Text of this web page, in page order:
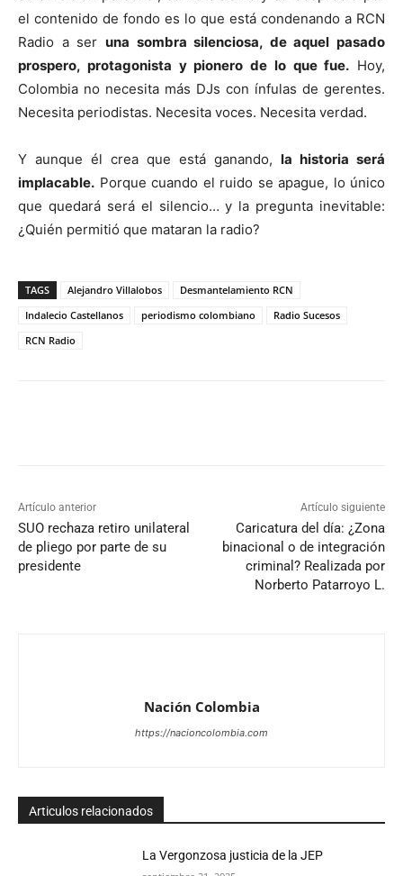
el contenido de fondo es lo que está condenando a RCN
Radio a ser una sombra silenciosa, de aquel pasado
prospero, protagonista y pionero de lo que fue. Hoy,
Colombia no necesita más DJs con ínfulas de gerentes.
Necesita periodistas. Necesita voces. Necesita verdad.
Y aunque él crea que está ganando, la historia será
implacable. Porque cuando el ruido se apague, lo único
que quedará será el silencio… y la pregunta inevitable:
¿Quién permitió que mataran la radio?
TAGS Alejandro Villalobos
Desmantelamiento RCN
Indalecio Castellanos
periodismo colombiano
Radio Sucesos
RCN Radio
Artículo anterior
SUO rechaza retiro unilateral
de pliego por parte de su
presidente
Artículo siguiente
Caricatura del día: ¿Zona
binacional o de integración
criminal? Realizada por
Norberto Patarroyo L.
Nación Colombia
https://nacioncolombia.com
Articulos relacionados
La Vergonzosa justicia de la JEP